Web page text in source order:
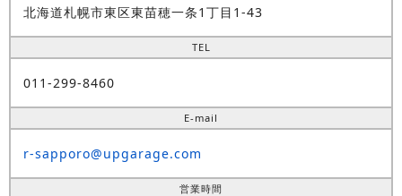
北海道札幌市東区東苗穂一条1丁目1-43
TEL
011-299-8460
E-mail
r-sapporo@upgarage.com
営業時間